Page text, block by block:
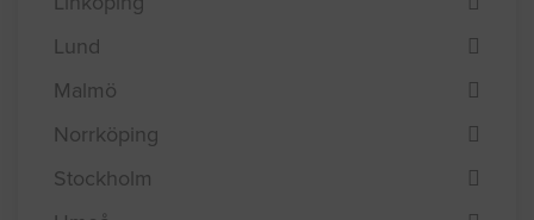
Helsingborg
Jönköping
Linköping
Lund
Malmö